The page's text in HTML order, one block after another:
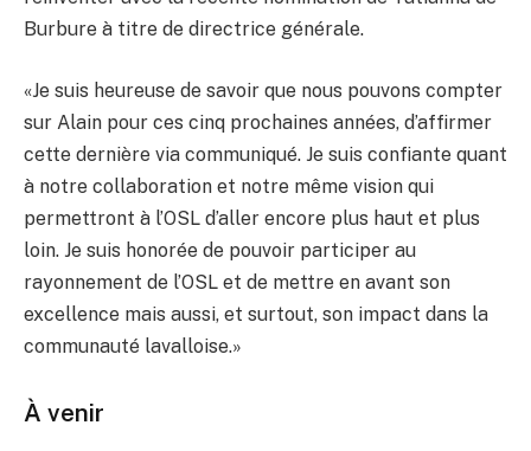
Burbure à titre de directrice générale.
«Je suis heureuse de savoir que nous pouvons compter
sur Alain pour ces cinq prochaines années, d’affirmer
cette dernière via communiqué. Je suis confiante quant
à notre collaboration et notre même vision qui
permettront à l’OSL d’aller encore plus haut et plus
loin. Je suis honorée de pouvoir participer au
rayonnement de l’OSL et de mettre en avant son
excellence mais aussi, et surtout, son impact dans la
communauté lavalloise.»
À venir